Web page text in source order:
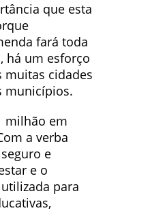
que esta
fará toda
há um esforço
muitas cidades
municípios.
milhão em
a verba
e
e o
para